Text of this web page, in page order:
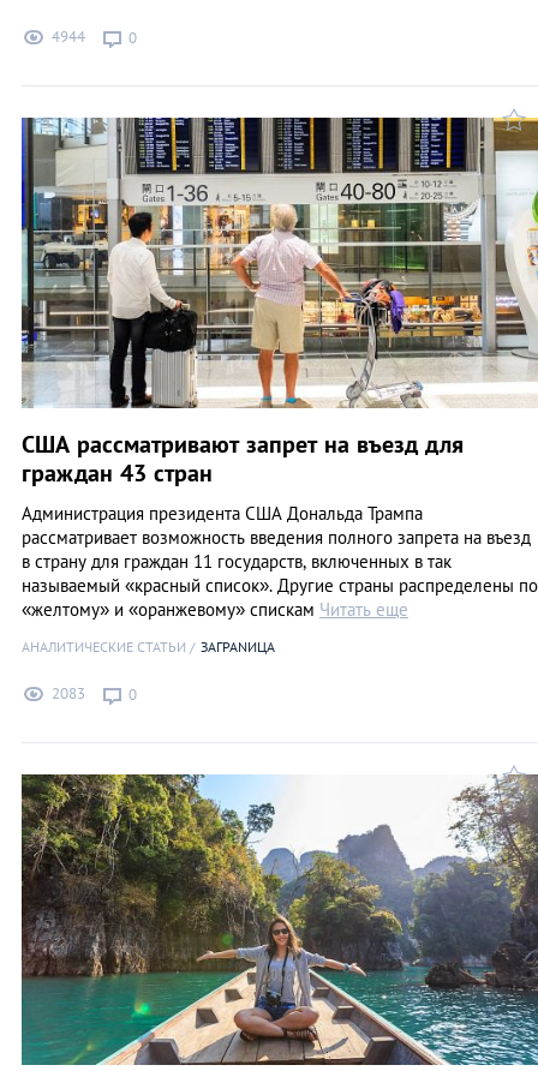
4944 0
США рассматривают запрет на въезд для
граждан 43 стран
Администрация президента США Дональда Трампа
рассматривает возможность введения полного запрета на въезд
в страну для граждан 11 государств, включенных в так
называемый «красный список». Другие страны распределены по
«желтому» и «оранжевому» спискам Читать еще
АНАЛИТИЧЕСКИЕ СТАТЬИ ЗАГРАNИЦА
2083 0